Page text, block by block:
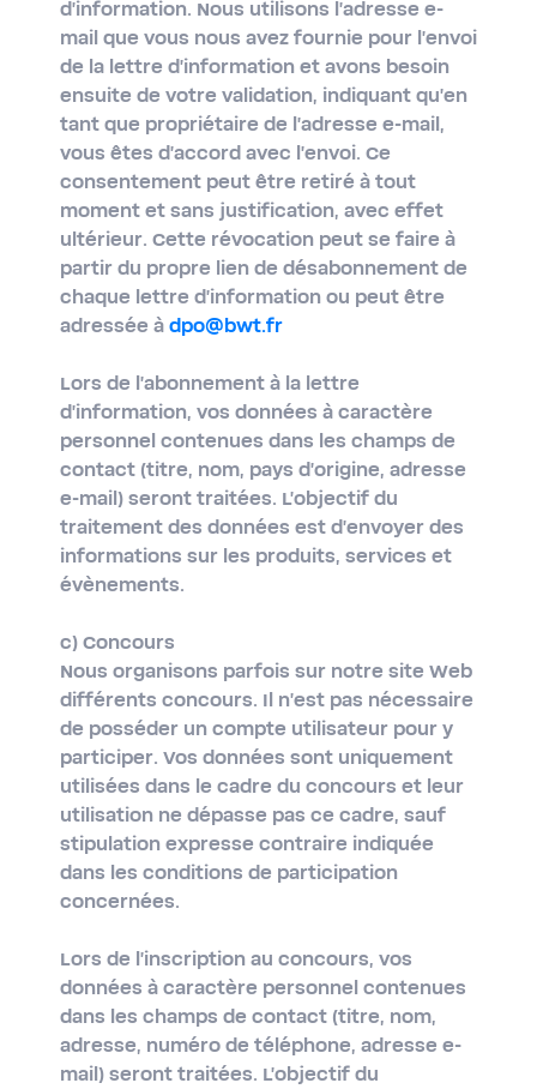
d'information. Nous utilisons l'adresse e-
mail que vous nous avez fournie pour l'envoi
de la lettre d'information et avons besoin
ensuite de votre validation, indiquant qu'en
tant que propriétaire de l'adresse e-mail,
vous êtes d'accord avec l'envoi. Ce
consentement peut être retiré à tout
moment et sans justification, avec effet
ultérieur. Cette révocation peut se faire à
partir du propre lien de désabonnement de
chaque lettre d'information ou peut être
adressée à dpo@bwt.fr
Lors de l'abonnement à la lettre
d'information, vos données à caractère
personnel contenues dans les champs de
contact (titre, nom, pays d'origine, adresse
e-mail) seront traitées. L'objectif du
traitement des données est d'envoyer des
informations sur les produits, services et
évènements.
c) Concours
Nous organisons parfois sur notre site Web
différents concours. Il n'est pas nécessaire
de posséder un compte utilisateur pour y
participer. Vos données sont uniquement
utilisées dans le cadre du concours et leur
utilisation ne dépasse pas ce cadre, sauf
stipulation expresse contraire indiquée
dans les conditions de participation
concernées.
Lors de l'inscription au concours, vos
données à caractère personnel contenues
dans les champs de contact (titre, nom,
adresse, numéro de téléphone, adresse e-
mail) seront traitées. L'objectif du